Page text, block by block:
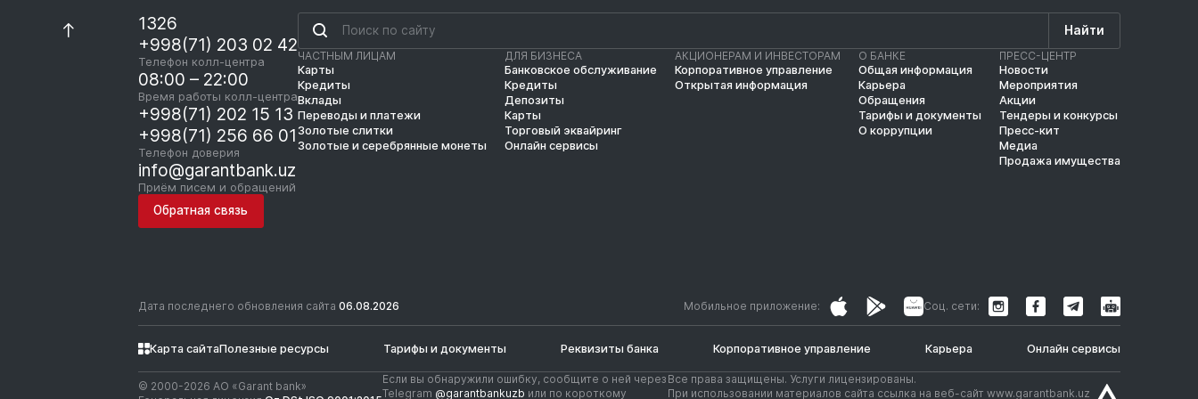
1326
+998(71) 203 02 42
Телефон колл-центра
08:00 – 22:00
Время работы колл-центра
+998(71) 202 15 13
+998(71) 256 66 01
Телефон доверия
info@garantbank.uz
Приём писем и обращений
Обратная связь
Найти
ЧАСТНЫМ ЛИЦАМ
Карты
Кредиты
Вклады
Переводы и платежи
Золотые слитки
Золотые и серебрянные монеты
ДЛЯ БИЗНЕСА
Банковское обслуживание
Кредиты
Депозиты
Карты
Торговый эквайринг
Онлайн сервисы
АКЦИОНЕРАМ И ИНВЕСТОРАМ
Корпоративное управление
Открытая информация
О БАНКЕ
Общая информация
Карьера
Обращения
Тарифы и документы
О коррупции
ПРЕСС-ЦЕНТР
Новости
Мероприятия
Акции
Тендеры и конкурсы
Пресс-кит
Медиа
Продажа имущества
Дата последнего обновления сайта 06.08.2026 Мобильное приложение: Соц. сети:
Карта сайтаПолезные ресурсы Тарифы и документы Реквизиты банка Корпоративное управление Карьера Онлайн сервисы
© 2000-2026 АО «Garant bank»
Если вы обнаружили ошибку, сообщите о ней через
Telegram @garantbankuzb или по короткому
Все права защищены. Услуги лицензированы.
При использовании материалов сайта ссылка на веб-сайт www.garantbank.uz